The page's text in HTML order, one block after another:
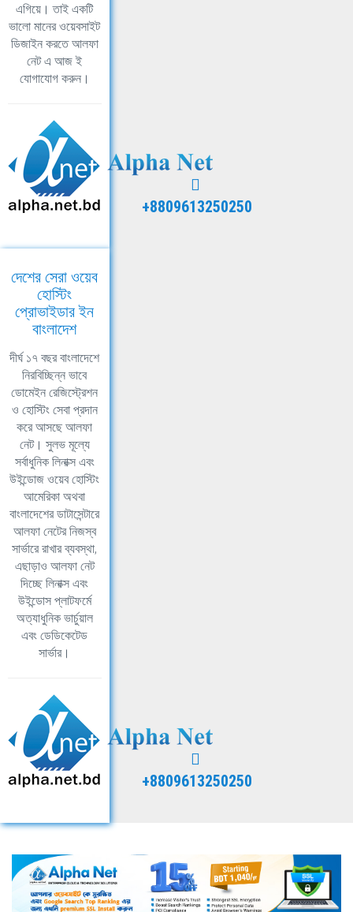
এগিয়ে। তাই একটি
ভালো মানের ওয়েবসাইট
ডিজাইন করতে আলফা
নেট এ আজ ই
যোগাযোগ করুন।
+8809613250250
দেশের সেরা ওয়েব
হোস্টিং
প্রোভাইডার ইন
বাংলাদেশ
দীর্ঘ ১৭ বছর বাংলাদেশে
নিরবিচ্ছিন্ন ভাবে
ডোমেইন রেজিস্ট্রেশন
ও হোস্টিং সেবা প্রদান
করে আসছে আলফা
নেট। সুলভ মূল্যে
সর্বাধুনিক লিনাক্স এবং
উইন্ডোজ ওয়েব হোস্টিং
আমেরিকা অথবা
বাংলাদেশের ডাটাসেন্টারে
আলফা নেটের নিজস্ব
সার্ভারে রাখার ব্যবস্থা,
এছাড়াও আলফা নেট
দিচ্ছে লিনাক্স এবং
উইন্ডোস প্লাটফর্মে
অত্যাধুনিক ভার্চুয়াল
এবং ডেডিকেটেড
সার্ভার।
+8809613250250